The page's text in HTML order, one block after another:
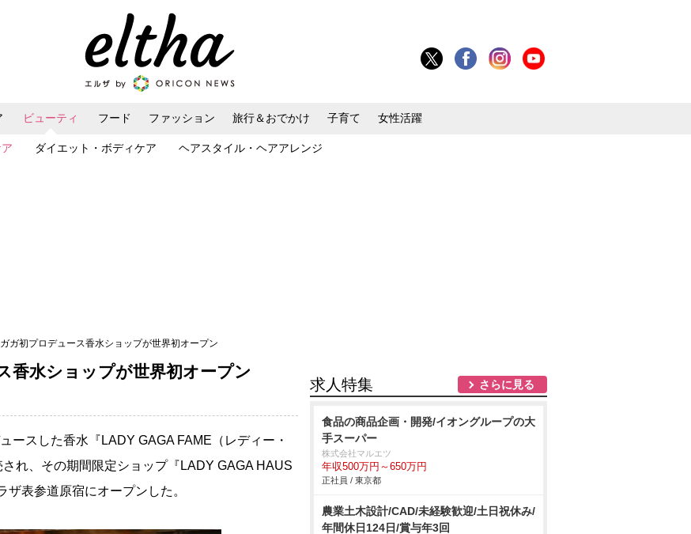
ビューティ
ダイエット・ボディケア ヘアスタイル・ヘアアレンジ
フード ファッション 旅行＆おでかけ 子育て 女性活躍
ガ初プロデュース香水ショップが世界初オープン
香水ショップが世界初オープン
ースした香水『LADY GAGA FAME（レディー・
れ、その期間限定ショップ『LADY GAGA HAUS
表参道原宿にオープンした。
求人特集 さらに見る
食品の商品企画・開発/イオングループの大
手スーパー
株式会社マルエツ
年収500万円～650万円
正社員 / 東京都
農業土木設計/CAD/未経験歓迎/土日祝休み/
年間休日124日/賞与年3回